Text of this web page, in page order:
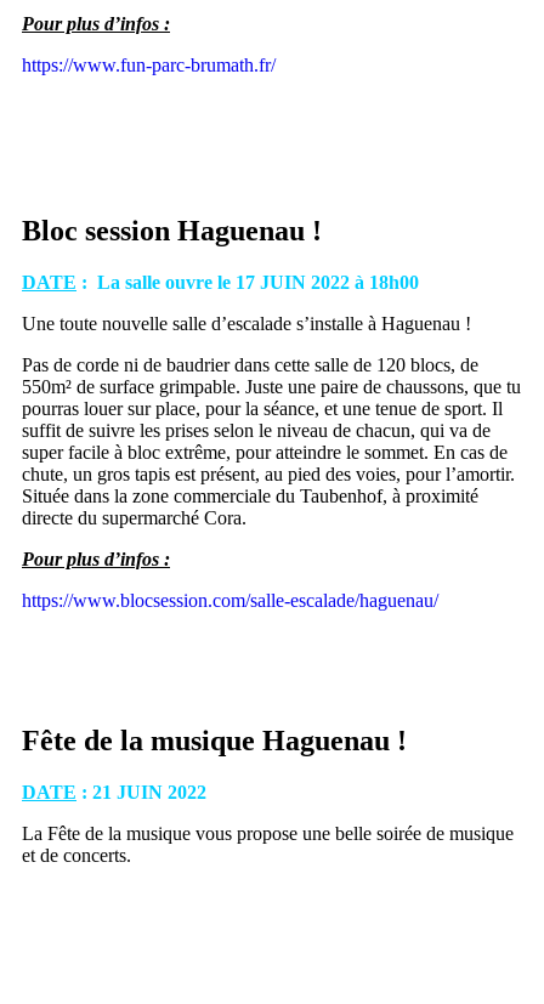
Pour plus d’infos :
https://www.fun-parc-brumath.fr/
Bloc session Haguenau !
DATE : La salle ouvre le 17 JUIN 2022 à 18h00
Une toute nouvelle salle d’escalade s’installe à Haguenau !
Pas de corde ni de baudrier dans cette salle de 120 blocs, de
550m² de surface grimpable. Juste une paire de chaussons, que tu
pourras louer sur place, pour la séance, et une tenue de sport. Il
suffit de suivre les prises selon le niveau de chacun, qui va de
super facile à bloc extrême, pour atteindre le sommet. En cas de
chute, un gros tapis est présent, au pied des voies, pour l’amortir.
Située dans la zone commerciale du Taubenhof, à proximité
directe du supermarché Cora.
Pour plus d’infos :
https://www.blocsession.com/salle-escalade/haguenau/
Fête de la musique Haguenau !
DATE : 21 JUIN 2022
La Fête de la musique vous propose une belle soirée de musique
et de concerts.